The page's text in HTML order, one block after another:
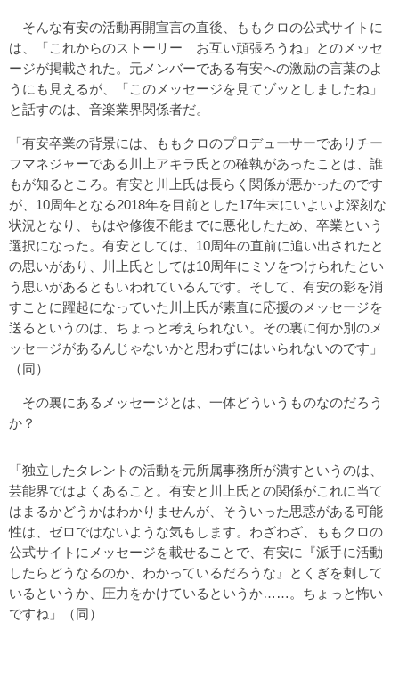
そんな有安の活動再開宣言の直後、ももクロの公式サイトに
は、「これからのストーリー お互い頑張ろうね」とのメッセ
ージが掲載された。元メンバーである有安への激励の言葉のよ
うにも見えるが、「このメッセージを見てゾッとしましたね」
と話すのは、音楽業界関係者だ。
「有安卒業の背景には、ももクロのプロデューサーでありチー
フマネジャーである川上アキラ氏との確執があったことは、誰
もが知るところ。有安と川上氏は長らく関係が悪かったのです
が、10周年となる2018年を目前とした17年末にいよいよ深刻な
状況となり、もはや修復不能までに悪化したため、卒業という
選択になった。有安としては、10周年の直前に追い出されたと
の思いがあり、川上氏としては10周年にミソをつけられたとい
う思いがあるともいわれているんです。そして、有安の影を消
すことに躍起になっていた川上氏が素直に応援のメッセージを
送るというのは、ちょっと考えられない。その裏に何か別のメ
ッセージがあるんじゃないかと思わずにはいられないのです」
（同）
その裏にあるメッセージとは、一体どういうものなのだろう
か？
「独立したタレントの活動を元所属事務所が潰すというのは、
芸能界ではよくあること。有安と川上氏との関係がこれに当て
はまるかどうかはわかりませんが、そういった思惑がある可能
性は、ゼロではないような気もします。わざわざ、ももクロの
公式サイトにメッセージを載せることで、有安に『派手に活動
したらどうなるのか、わかっているだろうな』とくぎを刺して
いるというか、圧力をかけているというか……。ちょっと怖い
ですね」（同）